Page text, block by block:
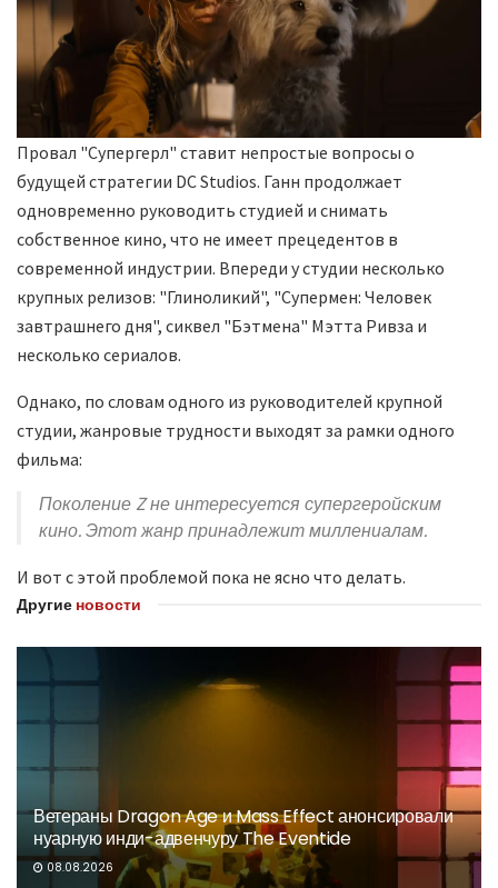
Провал "Супергерл" ставит непростые вопросы о
будущей стратегии DC Studios. Ганн продолжает
одновременно руководить студией и снимать
собственное кино, что не имеет прецедентов в
современной индустрии. Впереди у студии несколько
крупных релизов: "Глиноликий", "Супермен: Человек
завтрашнего дня", сиквел "Бэтмена" Мэтта Ривза и
несколько сериалов.
Однако, по словам одного из руководителей крупной
студии, жанровые трудности выходят за рамки одного
фильма:
Поколение Z не интересуется супергеройским
кино. Этот жанр принадлежит миллениалам.
И вот с этой проблемой пока не ясно что делать.
Другие новости
Ветераны Dragon Age и Mass Effect анонсировали
нуарную инди-адвенчуру The Eventide
08.08.2026